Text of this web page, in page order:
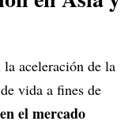
aceleración de la
vida a fines de
el mercado